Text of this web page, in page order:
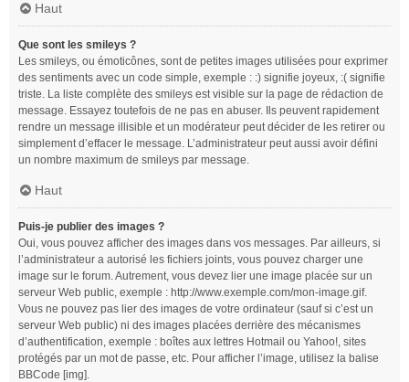
Haut
Que sont les smileys ?
Les smileys, ou émoticônes, sont de petites images utilisées pour exprimer
des sentiments avec un code simple, exemple : :) signifie joyeux, :( signifie
triste. La liste complète des smileys est visible sur la page de rédaction de
message. Essayez toutefois de ne pas en abuser. Ils peuvent rapidement
rendre un message illisible et un modérateur peut décider de les retirer ou
simplement d’effacer le message. L’administrateur peut aussi avoir défini
un nombre maximum de smileys par message.
Haut
Puis-je publier des images ?
Oui, vous pouvez afficher des images dans vos messages. Par ailleurs, si
l’administrateur a autorisé les fichiers joints, vous pouvez charger une
image sur le forum. Autrement, vous devez lier une image placée sur un
serveur Web public, exemple : http://www.exemple.com/mon-image.gif.
Vous ne pouvez pas lier des images de votre ordinateur (sauf si c’est un
serveur Web public) ni des images placées derrière des mécanismes
d’authentification, exemple : boîtes aux lettres Hotmail ou Yahoo!, sites
protégés par un mot de passe, etc. Pour afficher l’image, utilisez la balise
BBCode [img].